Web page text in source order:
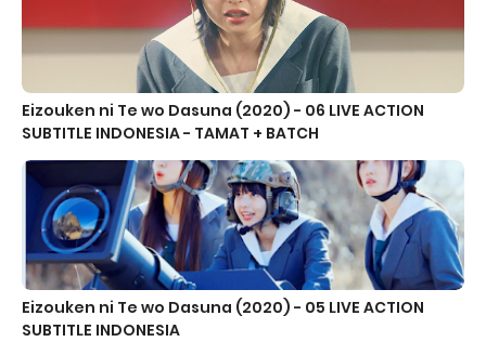
Eizouken ni Te wo Dasuna (2020) - 06 LIVE ACTION
SUBTITLE INDONESIA - TAMAT + BATCH
Eizouken ni Te wo Dasuna (2020) - 05 LIVE ACTION
SUBTITLE INDONESIA